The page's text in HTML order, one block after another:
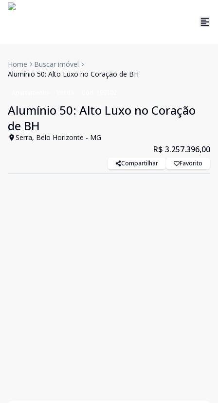
Home
Buscar imóvel
Alumínio 50: Alto Luxo no Coração de BH
Alumínio 50: Alto Luxo no Coração
de BH
Serra, Belo Horizonte - MG
R$ 3.257.396,00
Compartilhar Favorito